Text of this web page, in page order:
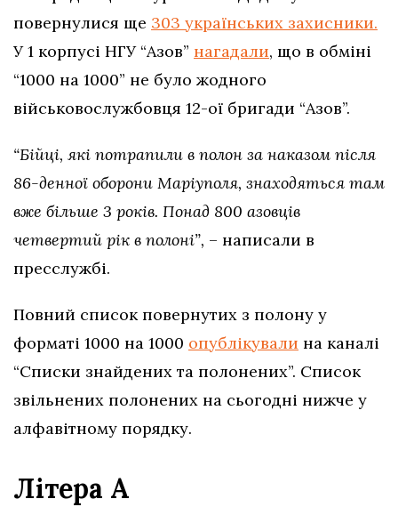
повернулися ще 303 українських захисники.
У 1 корпусі НГУ “Азов” нагадали, що в обміні
“1000 на 1000” не було жодного
військовослужбовця 12-ої бригади “Азов”.
“Бійці, які потрапили в полон за наказом після
86-денної оборони Маріуполя, знаходяться там
вже більше 3 років. Понад 800 азовців
четвертий рік в полоні”, – написали в
пресслужбі.
Повний список повернутих з полону у
форматі 1000 на 1000 опублікували на каналі
“Списки знайдених та полонених”. Список
звільнених полонених на сьогодні нижче у
алфавітному порядку.
Літера А